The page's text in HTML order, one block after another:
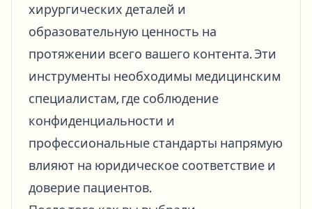
хирургических деталей и
образовательную ценность на
протяжении всего вашего контента. Эти
инструменты необходимы медицинским
специалистам, где соблюдение
конфиденциальности и
профессиональные стандарты напрямую
влияют на юридическое соответствие и
доверие пациентов.